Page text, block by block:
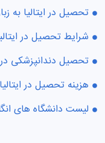
تحصیل در ایتالیا به
شرایط تحصیل در
تحصیل دندانپزشکی در
هزینه تحصیل در
لیست دانشگاه های